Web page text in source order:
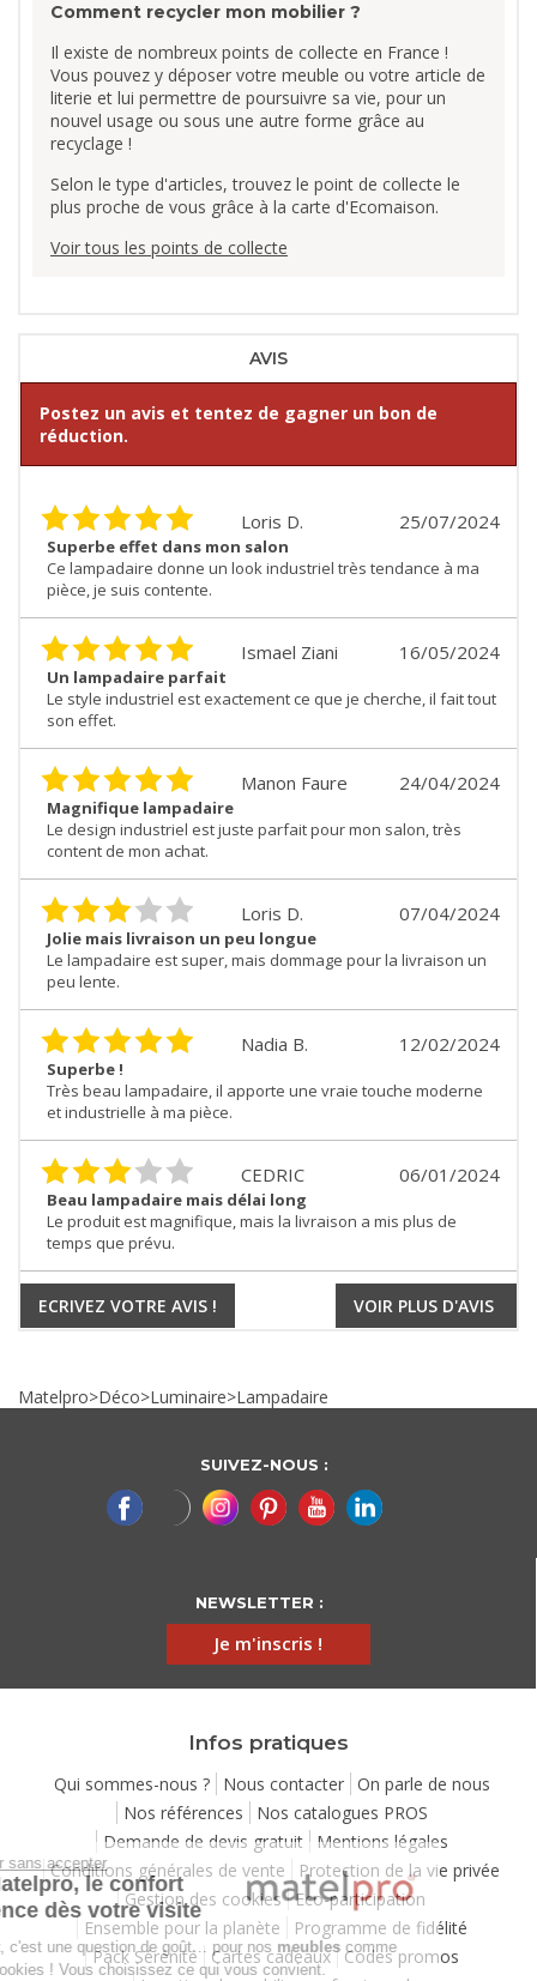
Comment recycler mon mobilier ?
Il existe de nombreux points de collecte en France !
Vous pouvez y déposer votre meuble ou votre article de
literie et lui permettre de poursuivre sa vie, pour un
nouvel usage ou sous une autre forme grâce au
recyclage !
Selon le type d'articles, trouvez le point de collecte le
plus proche de vous grâce à la carte d'Ecomaison.
Voir tous les points de collecte
AVIS
Postez un avis et tentez de gagner un bon de
réduction.
25/07/2024
Loris D.
Superbe effet dans mon salon
Ce lampadaire donne un look industriel très tendance à ma
pièce, je suis contente.
16/05/2024
Ismael Ziani
Un lampadaire parfait
Le style industriel est exactement ce que je cherche, il fait tout
son effet.
24/04/2024
Manon Faure
Magnifique lampadaire
Le design industriel est juste parfait pour mon salon, très
content de mon achat.
07/04/2024
Loris D.
Jolie mais livraison un peu longue
Le lampadaire est super, mais dommage pour la livraison un
peu lente.
12/02/2024
Nadia B.
Superbe !
Très beau lampadaire, il apporte une vraie touche moderne
et industrielle à ma pièce.
06/01/2024
CEDRIC
Beau lampadaire mais délai long
Le produit est magnifique, mais la livraison a mis plus de
temps que prévu.
ECRIVEZ VOTRE AVIS ! VOIR PLUS D'AVIS
Matelpro>Déco>Luminaire>Lampadaire
SUIVEZ-NOUS :
NEWSLETTER :
Je m'inscris !
Infos pratiques
Qui sommes-nous ? Nous contacter
On parle de nous
Nos références
Nos catalogues PROS
Demande de devis gratuit
Mentions légales
Conditions générales de vente
Protection de la vie privée
Gestion des cookies
Eco-participation
Ensemble pour la planète
Programme de fidélité
Pack Sérénité
Cartes cadeaux
Codes promos
Continuer sans accepter
Chez Matelpro, le confort
commence dès votre visite
Le confort, c'est une question de goût… pour nosmeubles
pour nos cookies ! Vous choisissez ce qui vous convient.